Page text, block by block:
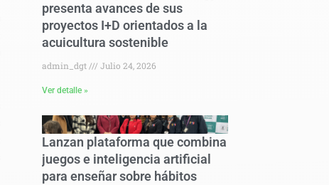
presenta avances de sus
proyectos I+D orientados a la
acuicultura sostenible
admin_dgt Julio 24, 2026
Ver detalle »
Lanzan plataforma que combina
juegos e inteligencia artificial
para enseñar sobre hábitos